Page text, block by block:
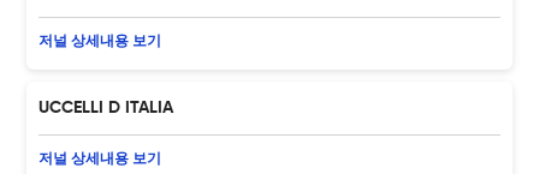
저널 상세내용 보기
UCCELLI D ITALIA
저널 상세내용 보기